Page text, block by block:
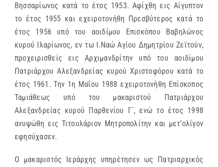
Βησσαρίωνος κατά το έτος 1953. Αφίχθη εις Αίγυπτον
το έτος 1955 και εχειροτονήθη Πρεσβύτερος κατά το
έτος 1956 υπό του αοιδίμου Επισκόπου Βαβηλώνος
κυρού Ιλαρίωνος, εν τω Ι.Ναώ Αγίου Δημητρίου Ζεϊτούν,
προχειρισθείς εις Αρχιμανδρίτην υπό του αοιδίμου
Πατριάρχου Αλεξανδρείας κυρού Χριστοφόρου κατά το
έτος 1961. Την 1η Μαΐου 1988 εχειροτονήθη Επίσκοπος
Ταμιάθεως υπό του μακαριστού Πατριάρχου
Αλεξανδρείας κυρού Παρθενίου Γ΄, ενώ το έτος 1998
ανυψώθη εις Τιτουλάριον Μητροπολίτην και μετ’ολίγον
εφησύχασεν.
Ο μακαριστός Ιεράρχης υπηρέτησεν ως Πατριαρχικός